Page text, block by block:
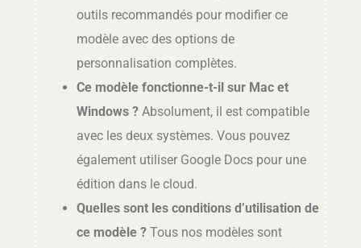
outils recommandés pour modifier ce
modèle avec des options de
personnalisation complètes.
Ce modèle fonctionne-t-il sur Mac et
Windows ?Absolument, il est compatible
avec les deux systèmes. Vous pouvez
également utiliser Google Docs pour une
édition dans le cloud.
Quelles sont les conditions d’utilisation de
ce modèle ?Tous nos modèles sont